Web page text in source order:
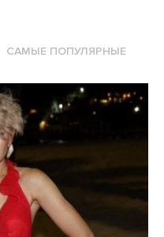
САМЫЕ ПОПУЛЯРНЫЕ